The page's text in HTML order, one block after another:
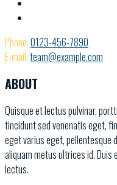
Phone:0123-456-7890
E-mail:team@example.com
ABOUT
Quisque et lectus pulvinar,
tincidunt sed venenatis eget,
eget varius eget, pellentesque
aliquam metus ultrices id.
lectus.